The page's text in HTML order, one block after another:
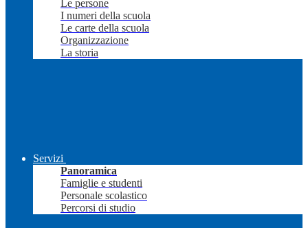
Le persone
I numeri della scuola
Le carte della scuola
Organizzazione
La storia
Servizi
Panoramica
Famiglie e studenti
Personale scolastico
Percorsi di studio